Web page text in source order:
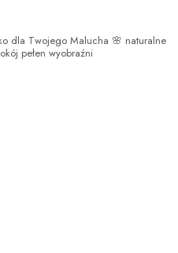
dla Twojego Malucha 🌸 naturalne
pełen wyobraźni